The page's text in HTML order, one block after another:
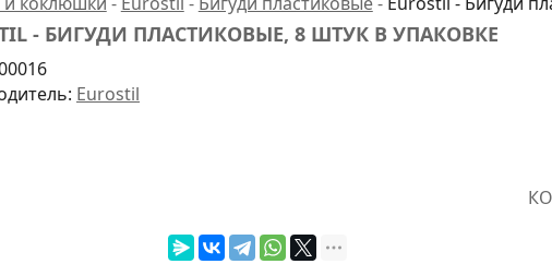
- БИГУДИ ПЛАСТИКОВЫЕ, 8 ШТУК В УПАКОВКЕ
Eurostil